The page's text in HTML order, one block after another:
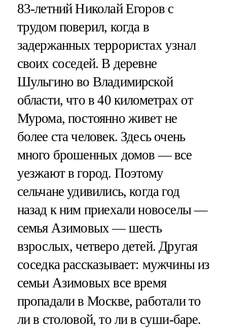
83-летний Николай Егоров с
трудом поверил, когда в
задержанных террористах узнал
своих соседей. В деревне
Шульгино во Владимирской
области, что в 40 километрах от
Мурома, постоянно живет не
более ста человек. Здесь очень
много брошенных домов — все
уезжают в город. Поэтому
сельчане удивились, когда год
назад к ним приехали новоселы —
семья Азимовых — шесть
взрослых, четверо детей. Другая
соседка рассказывает: мужчины из
семьи Азимовых все время
пропадали в Москве, работали то
ли в столовой, то ли в суши-баре.